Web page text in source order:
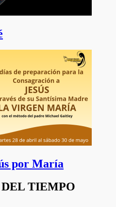
por María
TIEMPO